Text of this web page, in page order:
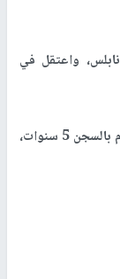
جبري (53 عاما) من نابلس، واعتقل في
حشاش (23 عاما)، محكوم بالسجن 5 سنوات،